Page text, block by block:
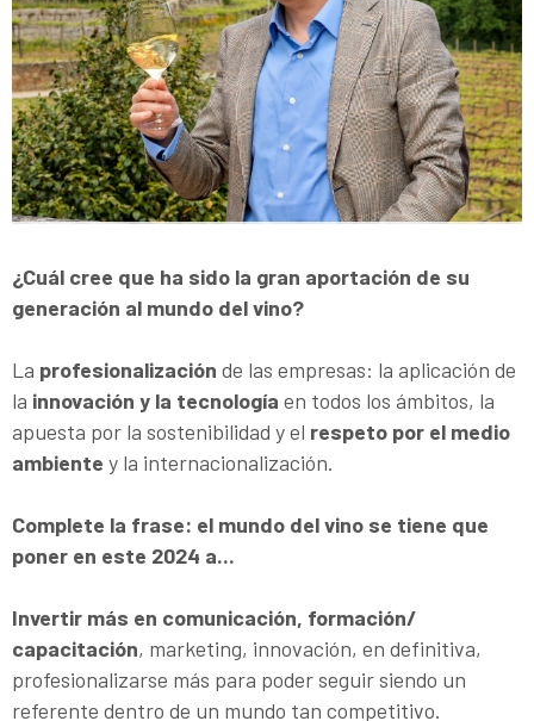
¿Cuál cree que ha sido la gran aportación de su
generación al mundo del vino?
La profesionalización de las empresas: la aplicación de
la innovación y la tecnología en todos los ámbitos, la
apuesta por la sostenibilidad y el respeto por el medio
ambiente y la internacionalización.
Complete la frase: el mundo del vino se tiene que
poner en este 2024 a...
Invertir más en comunicación, formación/
capacitación, marketing, innovación, en definitiva,
profesionalizarse más para poder seguir siendo un
referente dentro de un mundo tan competitivo.